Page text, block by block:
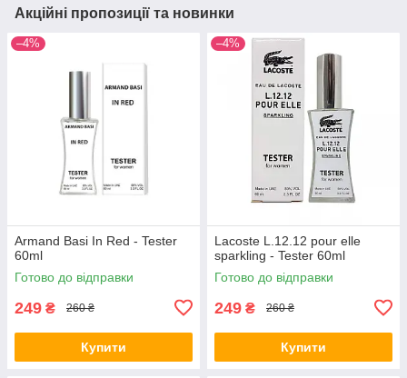
Акційні пропозиції та новинки
–4%
Armand Basi In Red - Tester
60ml
Готово до відправки
249 ₴ 260 ₴
Купити
–4%
Lacoste L.12.12 pour elle
sparkling - Tester 60ml
Готово до відправки
249 ₴ 260 ₴
Купити